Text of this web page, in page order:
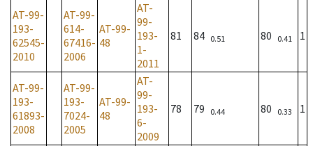
AT-99-
193-
62545-
2010
AT-99-
614-
67416-
2006
AT-99-
48
AT-
99-
193-
1-
2011
81 84 0.51 80 0.41 1
AT-99-
193-
61893-
2008
AT-99-
193-
7024-
2005
AT-99-
48
AT-
99-
193-
6-
2009
78 79 0.44 80 0.33 1